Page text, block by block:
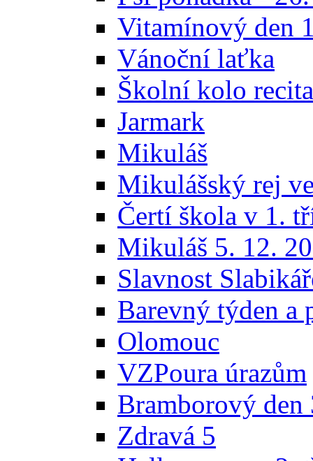
Vitamínový den
Vánoční laťka
Školní kolo
Jarmark
Mikuláš
Mikulášský rej
Čertí škola v 1.
Mikuláš 5. 12.
Slavnost
Barevný týden a
Olomouc
VZPoura úrazům
Bramborový den
Zdravá 5